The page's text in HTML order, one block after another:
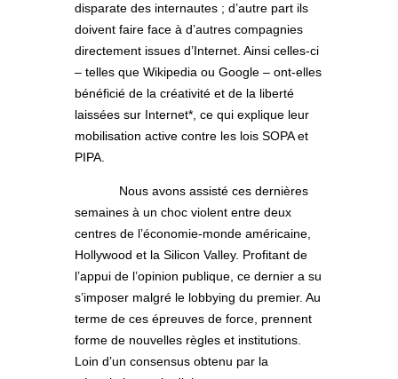
disparate des internautes ; d’autre part ils
doivent faire face à d’autres compagnies
directement issues d’Internet. Ainsi celles-ci
– telles que Wikipedia ou Google – ont-elles
bénéficié de la créativité et de la liberté
laissées sur Internet*, ce qui explique leur
mobilisation active contre les lois SOPA et
PIPA.
Nous avons assisté ces dernières
semaines à un choc violent entre deux
centres de l’économie-monde américaine,
Hollywood et la Silicon Valley. Profitant de
l’appui de l’opinion publique, ce dernier a su
s’imposer malgré le lobbying du premier. Au
terme de ces épreuves de force, prennent
forme de nouvelles règles et institutions.
Loin d’un consensus obtenu par la